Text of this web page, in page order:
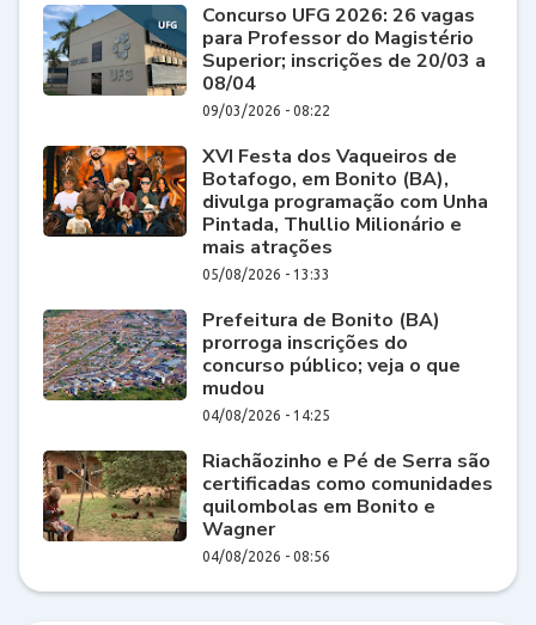
Concurso UFG 2026: 26 vagas
para Professor do Magistério
Superior; inscrições de 20/03 a
08/04
09/03/2026 - 08:22
XVI Festa dos Vaqueiros de
Botafogo, em Bonito (BA),
divulga programação com Unha
Pintada, Thullio Milionário e
mais atrações
05/08/2026 - 13:33
Prefeitura de Bonito (BA)
prorroga inscrições do
concurso público; veja o que
mudou
04/08/2026 - 14:25
Riachãozinho e Pé de Serra são
certificadas como comunidades
quilombolas em Bonito e
Wagner
04/08/2026 - 08:56